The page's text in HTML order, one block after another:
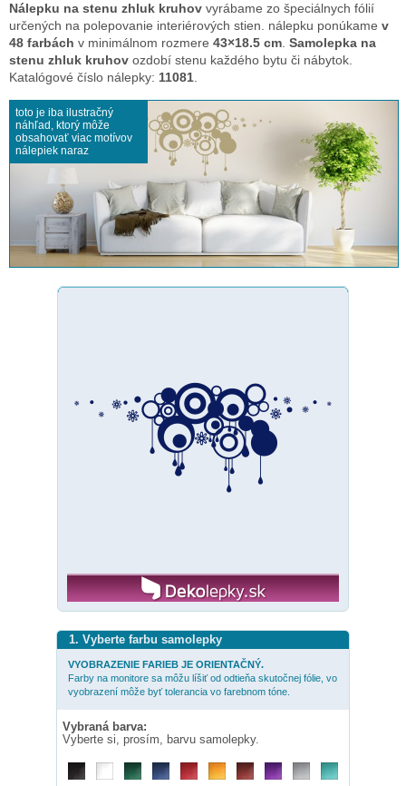
Nálepku na stenu zhluk kruhov vyrábame zo špeciálnych fólií
určených na polepovanie interiérových stien. nálepku ponúkame v
48 farbách v minimálnom rozmere 43×18.5 cm Samolepka na
stenu zhluk kruhov ozdobí stenu každého bytu či nábytok.
Katalógové číslo nálepky: 11081
toto je iba ilustračný
náhľad, ktorý môže
obsahovať viac motívov
nálepiek naraz
1. Vyberte farbu samolepky
VYOBRAZENIE FARIEB JE ORIENTAČNÝ.
Farby na monitore sa môžu líšiť od odtieňa skutočnej fólie, vo
vyobrazení môže byť tolerancia vo farebnom tóne.
Vybraná barva:
Vyberte si, prosím, barvu samolepky.